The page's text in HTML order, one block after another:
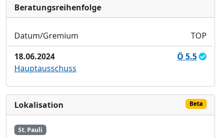
Bera­tungs­reihen­folge
Datum/Gremium
TOP
18.06.2024
Ö 5.5
Hauptausschuss
Lokalisation Beta
St. Pauli